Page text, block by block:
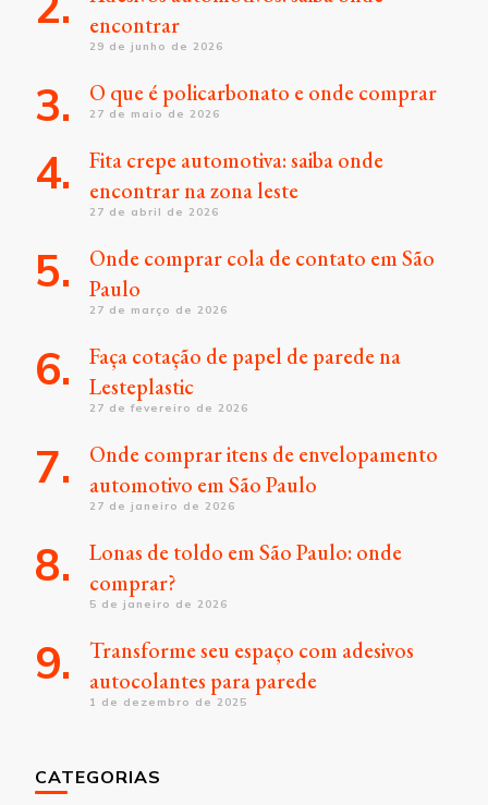
encontrar
29 de junho de 2026
O que é policarbonato e onde comprar
27 de maio de 2026
Fita crepe automotiva: saiba onde
encontrar na zona leste
27 de abril de 2026
Onde comprar cola de contato em São
Paulo
27 de março de 2026
Faça cotação de papel de parede na
Lesteplastic
27 de fevereiro de 2026
Onde comprar itens de envelopamento
automotivo em São Paulo
27 de janeiro de 2026
Lonas de toldo em São Paulo: onde
comprar?
5 de janeiro de 2026
Transforme seu espaço com adesivos
autocolantes para parede
1 de dezembro de 2025
CATEGORIAS